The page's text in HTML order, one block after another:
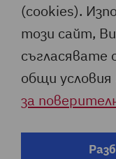
Цените са
валутен курс:
🇪🇺
Всички
(cookies).
този сайт,
съгласявате
общи условия
за